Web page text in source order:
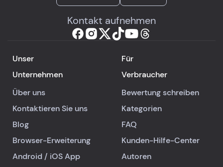
Kontakt aufnehmen
Unser
Unternehmen
Über uns
Kontaktieren Sie uns
Blog
Browser-Erweiterung
Android / iOSApp
Für
Verbraucher
Bewertung schreiben
Kategorien
FAQ
Kunden-Hilfe-Center
Autoren